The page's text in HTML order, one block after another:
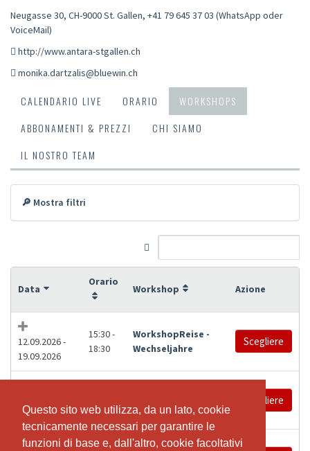
Questo sito web utilizza, da un lato, cookie
tecnicamente necessari per garantire le
funzioni di base e, dall'altro, cookie facoltativi
Questo sito web utilizza, da un lato, cookie
tecnicamente necessari per garantire le
funzioni di base e, dall'altro, cookie facoltativi
Neugasse 30, CH-9000 St. Gallen, +41 79 645 37 03 (WhatsApp oder
VoiceMail)
http://www.antara-stgallen.ch
monika.dartzalis@bluewin.ch
CALENDARIO LIVE ORARIO
WORKSHOPS
ABBONAMENTI & PREZZI
CHI SIAMO
IL NOSTRO TEAM
🔎 Mostra filtri
Data
Orario
Workshop Azione
12.09.2026 -
19.09.2026
15:30 -
18:30
WorkshopReise -
Wechseljahre
Scegliere
13.09.2026
11:00
Mabon
Scegliere
Wandlung &